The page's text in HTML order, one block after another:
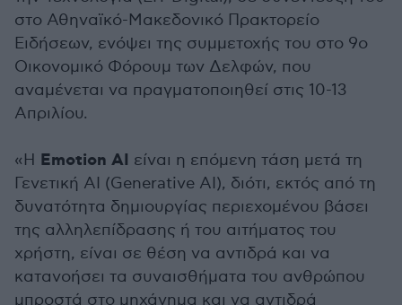
στο Αθηναϊκό-Μακεδονικό Πρακτορείο
Ειδήσεων, ενόψει της συμμετοχής του στο 9ο
Οικονομικό Φόρουμ των Δελφών, που
αναμένεται να πραγματοποιηθεί στις 10-13
Απριλίου.
«Η Emotion AI είναι η επόμενη τάση μετά τη
Γενετική ΑΙ (Generative AI), διότι, εκτός από τη
δυνατότητα δημιουργίας περιεχομένου βάσει
της αλληλεπίδρασης ή του αιτήματος του
χρήστη, είναι σε θέση να αντιδρά και να
κατανοήσει τα συναισθήματα του ανθρώπου
μπροστά στο μηχάνημα και να αντιδρά